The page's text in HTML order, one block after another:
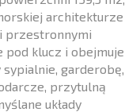
architekturze
przestronnymi
pod klucz i obejmuje
garderobę,
przytulną
układy